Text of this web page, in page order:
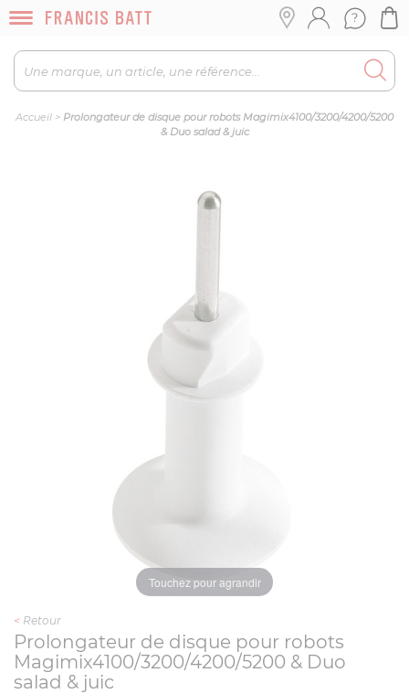
Accueil > Prolongateur de disque pour robots Magimix4100/3200/4200/5200
& Duo salad & juic
Touchez pour agrandir
< Retour
Prolongateur de disque pour robots
Magimix4100/3200/4200/5200 & Duo
salad & juic